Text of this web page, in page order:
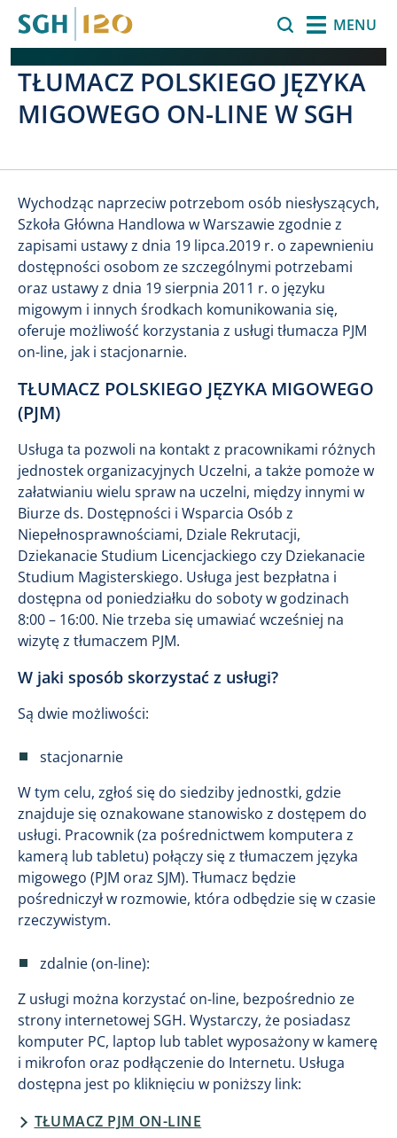
MENU
TŁUMACZ POLSKIEGO JĘZYKA
MIGOWEGO ON-LINE W SGH
Wychodząc naprzeciw potrzebom osób niesłyszących,
Szkoła Główna Handlowa w Warszawie zgodnie z
zapisami ustawy z dnia 19 lipca.2019 r. o zapewnieniu
dostępności osobom ze szczególnymi potrzebami
oraz ustawy z dnia 19 sierpnia 2011 r. o języku
migowym i innych środkach komunikowania się,
oferuje możliwość korzystania z usługi tłumacza PJM
on-line, jak i stacjonarnie.
TŁUMACZ POLSKIEGO JĘZYKA MIGOWEGO
(PJM)
Usługa ta pozwoli na kontakt z pracownikami różnych
jednostek organizacyjnych Uczelni, a także pomoże w
załatwianiu wielu spraw na uczelni, między innymi w
Biurze ds. Dostępności i Wsparcia Osób z
Niepełnosprawnościami, Dziale Rekrutacji,
Dziekanacie Studium Licencjackiego czy Dziekanacie
Studium Magisterskiego. Usługa jest bezpłatna i
dostępna od poniedziałku do soboty w godzinach
8:00 – 16:00. Nie trzeba się umawiać wcześniej na
wizytę z tłumaczem PJM.
W jaki sposób skorzystać z usługi?
Są dwie możliwości:
stacjonarnie
W tym celu, zgłoś się do siedziby jednostki, gdzie
znajduje się oznakowane stanowisko z dostępem do
usługi. Pracownik (za pośrednictwem komputera z
kamerą lub tabletu) połączy się z tłumaczem języka
migowego (PJM oraz SJM). Tłumacz będzie
pośredniczył w rozmowie, która odbędzie się w czasie
rzeczywistym.
zdalnie (on-line):
Z usługi można korzystać on-line, bezpośrednio ze
strony internetowej SGH. Wystarczy, że posiadasz
komputer PC, laptop lub tablet wyposażony w kamerę
i mikrofon oraz podłączenie do Internetu. Usługa
dostępna jest po kliknięciu w poniższy link:
TŁUMACZ PJM ON-LINE